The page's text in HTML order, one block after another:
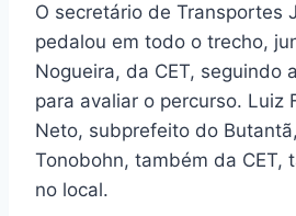
O secretário de Transportes
pedalou em todo o trecho,
Nogueira, da CET, seguindo
para avaliar o percurso. Luiz
Neto, subprefeito do
Tonobohn, também da CET,
no local.